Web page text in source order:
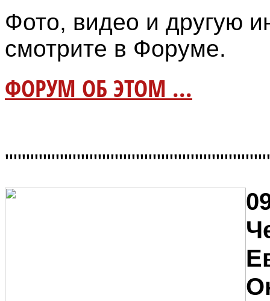
Фото, видео и другую
смотрите в Форуме.
ФОРУМ ОБ ЭТОМ ...